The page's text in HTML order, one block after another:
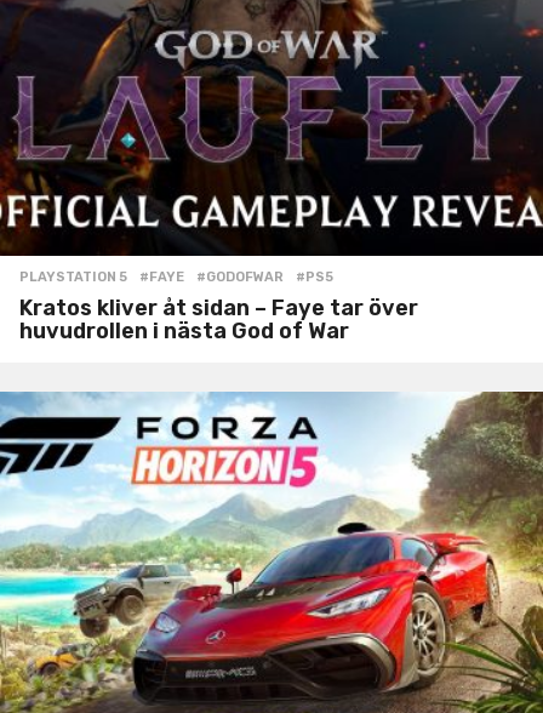
PLAYSTATION 5 #FAYE ,#GODOFWAR ,#PS5
Kratos kliver åt sidan – Faye tar över
huvudrollen i nästa God of War